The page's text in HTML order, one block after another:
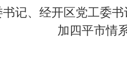
记、经开区党工委
加四平市情